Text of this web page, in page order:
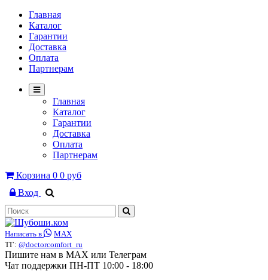
Главная
Каталог
Гарантии
Доставка
Оплата
Партнерам
Главная
Каталог
Гарантии
Доставка
Оплата
Партнерам
Корзина 0 0 руб
Вход
Написать в
MAX
ТГ: @doctorcomfort_ru
Пишите нам в MAX или Телеграм
Чат поддержки ПН-ПТ 10:00 - 18:00